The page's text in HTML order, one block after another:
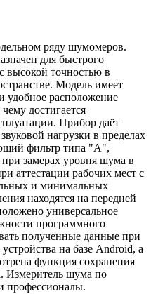
ряду шумомеров.
для быстрого
высокой точностью в
Модель имеет
удобное расположение
достигается
Прибор даёт
нагрузки в пределах
фильтр типа "А",
замерах уровня шума в
аттестации рабочих мест с
и минимальных
находятся на передней
универсальное
программного
полученные данные при
на базе Android, а
функция сохранения
Измеритель шума по
профессионалы.